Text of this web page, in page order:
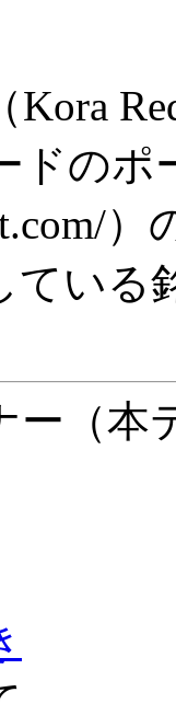
ドのポ
ている
ー（本